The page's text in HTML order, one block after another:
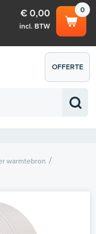
0
€ 0,00
incl. BTW
€ 0,00
OFFERTE
AANVRAGEN
warmtebron